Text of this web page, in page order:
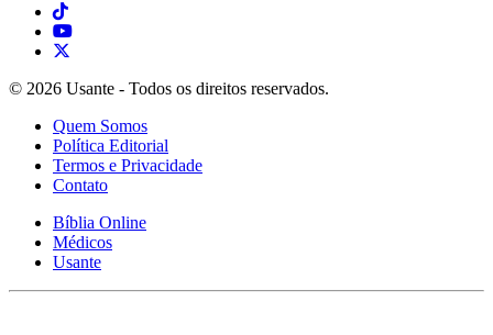
© 2026 Usante - Todos os direitos reservados.
Quem Somos
Política Editorial
Termos e Privacidade
Contato
Bíblia Online
Médicos
Usante